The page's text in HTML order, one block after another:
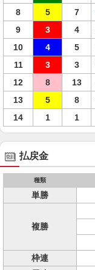
8
5 7
9
3 4
10
4 5
11
3 3
12
8 13
13
5 8
14
1 1
払戻金
種類
単勝
複勝
枠連